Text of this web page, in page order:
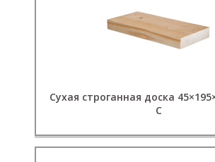
Сухая строганная доска
C